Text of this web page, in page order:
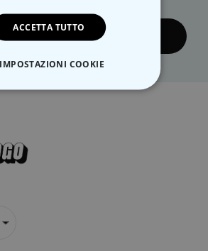
... e inviare!
ACCETTA TUTTO
IMPOSTAZIONI COOKIE
NECESSARIO